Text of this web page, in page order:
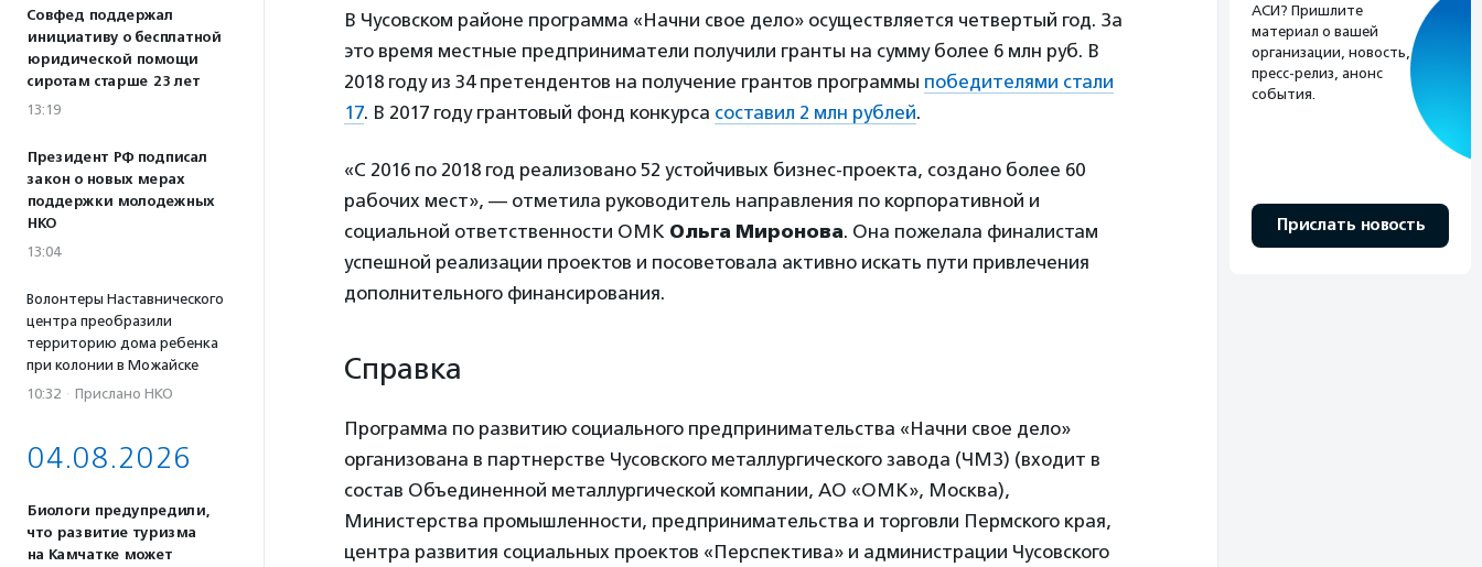
Совфед поддержал
инициативу о бесплатной
юридической помощи
сиротам старше 23 лет
13:19
Президент РФ подписал
закон о новых мерах
поддержки молодежных
НКО
13:04
Волонтеры Наставнического
центра преобразили
территорию дома ребенка
при колонии в Можайске
10:32 · Прислано НКО
04.08.2026
Биологи предупредили,
что развитие туризма
на Камчатке может
В Чусовском районе программа «Начни свое дело» осуществляется четвертый год. За
это время местные предприниматели получили гранты на сумму более 6 млн руб. В
2018 году из 34 претендентов на получение грантов программы победителями стали
17. В 2017 году грантовый фонд конкурса составил 2 млн рублей.
«С 2016 по 2018 год реализовано 52 устойчивых бизнес-проекта, создано более 60
рабочих мест», — отметила руководитель направления по корпоративной и
социальной ответственности ОМК Ольга Миронова. Она пожелала финалистам
успешной реализации проектов и посоветовала активно искать пути привлечения
дополнительного финансирования.
Справка
Программа по развитию социального предпринимательства «Начни свое дело»
организована в партнерстве Чусовского металлургического завода (ЧМЗ) (входит в
состав Объединенной металлургической компании, АО «ОМК», Москва),
Министерства промышленности, предпринимательства и торговли Пермского края,
центра развития социальных проектов «Перспектива» и администрации Чусовского
АСИ? Пришлите
материал о вашей
организации, новость,
пресс-релиз, анонс
события.
Прислать новость